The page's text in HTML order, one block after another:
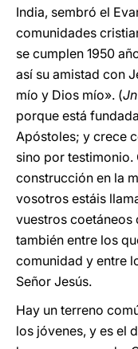
India, sembró el
comunidades
se cumplen 1950
así su amistad con
mío y Dios mío». (Jn
porque está
Apóstoles; y crece
sino por
construcción en la
vosotros estáis
vuestros coetáneos
también entre los
comunidad y entre
Señor Jesús.
Hay un terreno
los jóvenes, y es el